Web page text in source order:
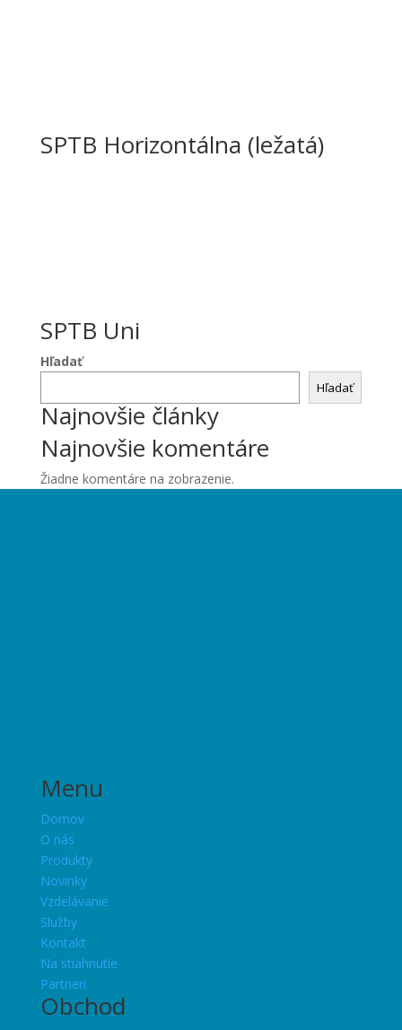
SPTB Horizontálna (ležatá)
SPTB Uni
Hľadať
Hľadať
Najnovšie články
Najnovšie komentáre
Žiadne komentáre na zobrazenie.
Menu
Domov
O nás
Produkty
Novinky
Vzdelávanie
Služby
Kontakt
Na stiahnutie
Partneri
Obchod